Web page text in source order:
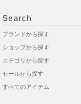
Search
ブランドから探す
ショップから探す
カテゴリから探す
セールから探す
すべてのアイテム